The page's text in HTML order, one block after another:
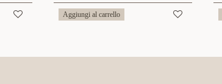
Aggiungi al carrello